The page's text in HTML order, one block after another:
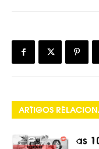
ARTIGOS
as